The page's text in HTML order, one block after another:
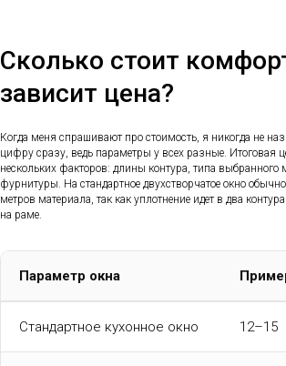
Сколько стоит
зависит цена?
Когда меня спрашивают про стоимость, я никогда не
цифру сразу, ведь параметры у всех разные. Итоговая
нескольких факторов: длины контура, типа выбранного
фурнитуры. На стандартное двухстворчатое окно
метров материала, так как уплотнение идет в два
на раме.
Параметр окна
Стандартное кухонное окно 12–15